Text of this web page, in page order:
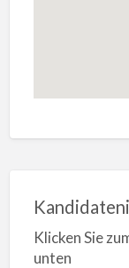
Klicken Sie
unten